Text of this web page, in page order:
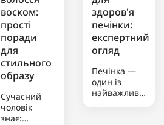
воском:
прості
поради
для
стильного
образу
Сучасний
чоловік
знає:
здоров'я
печінки:
експертний
огляд
Печінка —
один із
найважливіших